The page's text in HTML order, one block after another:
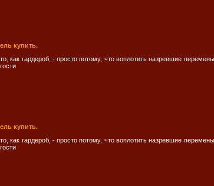
купить.
как гардероб, - просто потому, что воплотить назревшие
купить.
как гардероб, - просто потому, что воплотить назревшие